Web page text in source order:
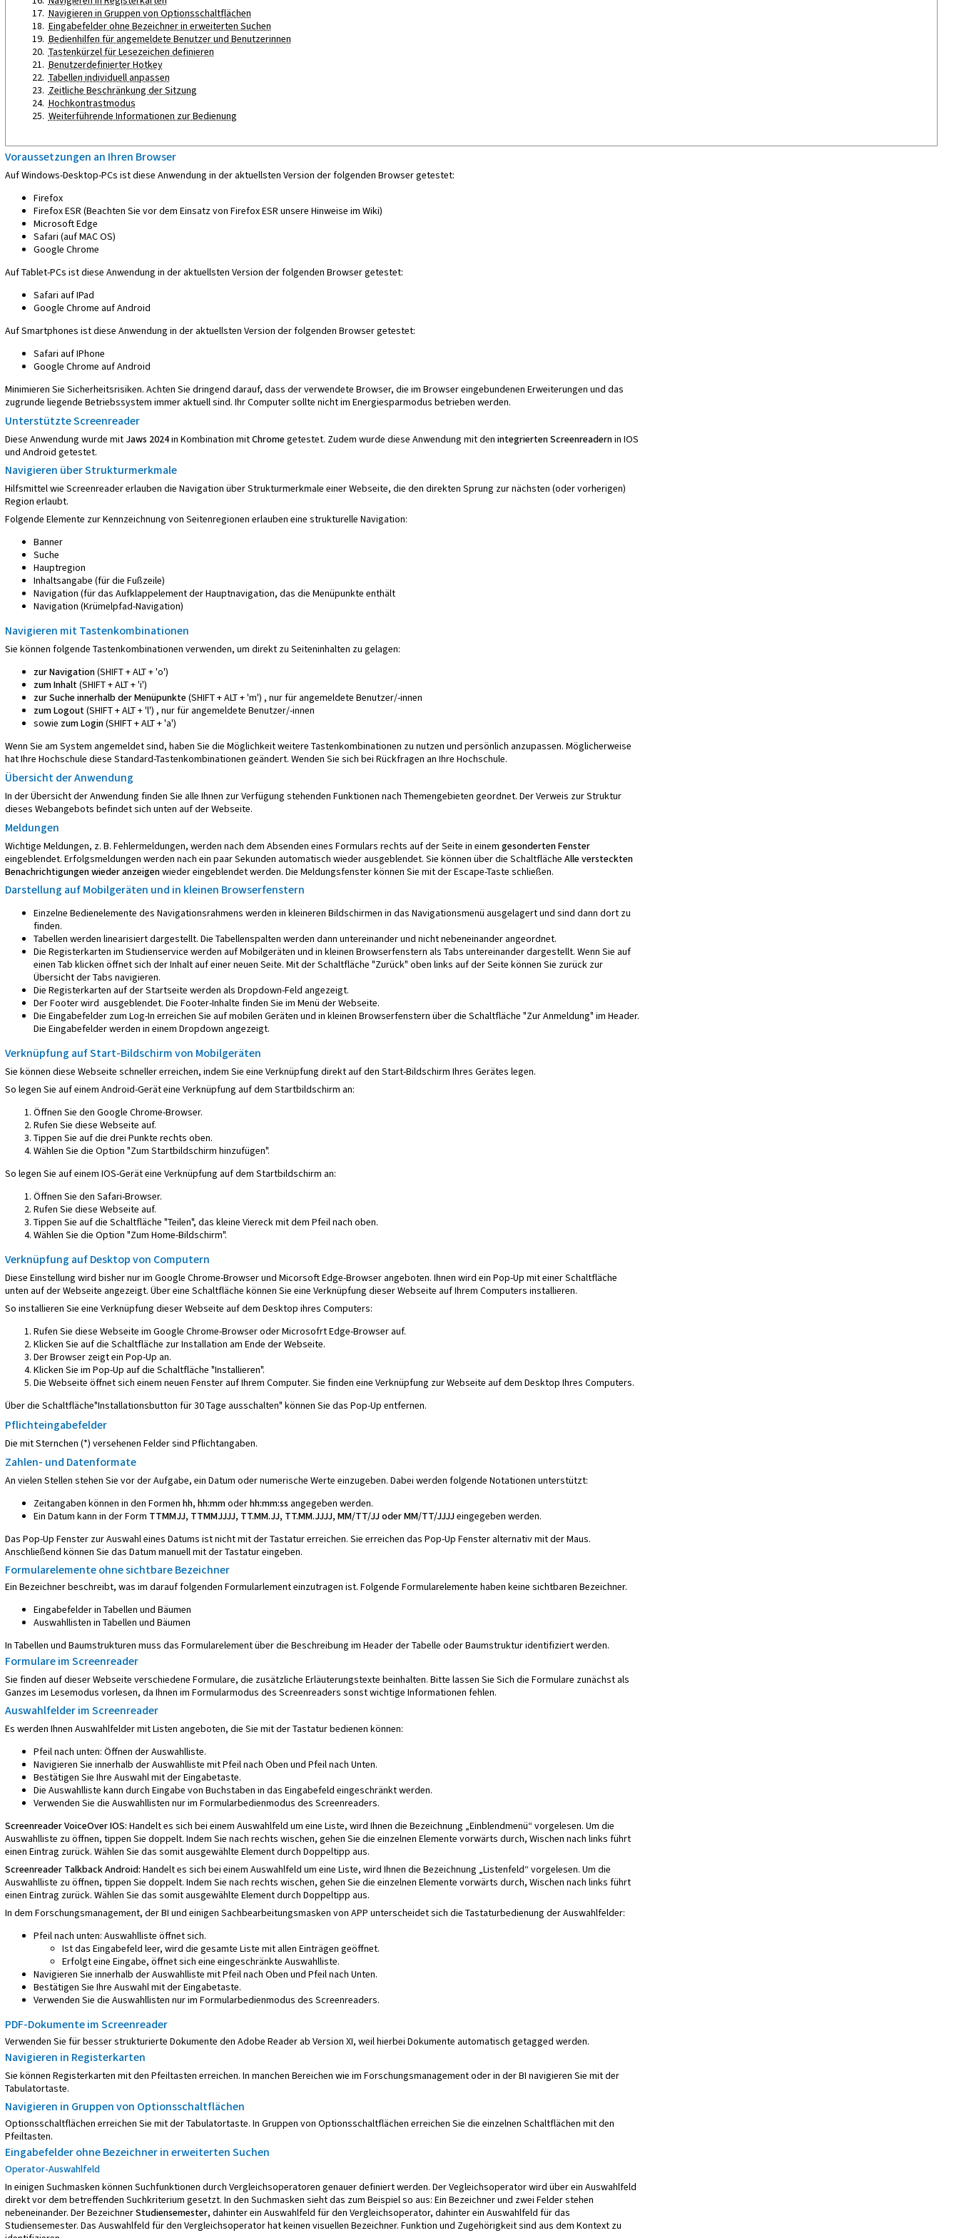
Navigieren in Gruppen von Optionsschaltflächen
Eingabefelder ohne Bezeichner in erweiterten Suchen
Bedienhilfen für angemeldete Benutzer und Benutzerinnen
Tastenkürzel für Lesezeichen definieren
Benutzerdefinierter Hotkey
Tabellen individuell anpassen
Zeitliche Beschränkung der Sitzung
Hochkontrastmodus
Weiterführende Informationen zur Bedienung
Voraussetzungen an Ihren Browser
Auf Windows-Desktop-PCs ist diese Anwendung in der aktuellsten Version der folgenden Browser getestet:
Firefox
Firefox ESR (Beachten Sie vor dem Einsatz von Firefox ESR unsere Hinweise im Wiki)
Microsoft Edge
Safari (auf MAC OS)
Google Chrome
Auf Tablet-PCs ist diese Anwendung in der aktuellsten Version der folgenden Browser getestet:
Safari auf IPad
Google Chrome auf Android
Auf Smartphones ist diese Anwendung in der aktuellsten Version der folgenden Browser getestet:
Safari auf IPhone
Google Chrome auf Android
Minimieren Sie Sicherheitsrisiken. Achten Sie dringend darauf, dass der verwendete Browser, die im Browser eingebundenen Erweiterungen und das
zugrunde liegende Betriebssystem immer aktuell sind. Ihr Computer sollte nicht im Energiesparmodus betrieben werden.
Unterstützte Screenreader
Diese Anwendung wurde mit Jaws 2024in Kombination mitChromegetestet. Zudem wurde diese Anwendung mit den integrierten Screenreadernin IOS
und Android getestet.
Navigieren über Strukturmerkmale
Hilfsmittel wie Screenreader erlauben die Navigation über Strukturmerkmale einer Webseite, die den direkten Sprung zur nächsten (oder vorherigen)
Region erlaubt.
Folgende Elemente zur Kennzeichnung von Seitenregionen erlauben eine strukturelle Navigation:
Banner
Suche
Hauptregion
Inhaltsangabe (für die Fußzeile)
Navigation (für das Aufklappelement der Hauptnavigation, das die Menüpunkte enthält
Navigation (Krümelpfad-Navigation)
Navigieren mit Tastenkombinationen
Sie können folgende Tastenkombinationen verwenden, um direkt zu Seiteninhalten zu gelagen:
zur Navigation(SHIFT + ALT + 'o')
zum Inhalt(SHIFT + ALT + 'i')
zur Suche innerhalb der Menüpunkte(SHIFT + ALT + 'm') , nur für angemeldete Benutzer/-innen
zum Logout(SHIFT + ALT + 'l') , nur für angemeldete Benutzer/-innen
sowie zum Login(SHIFT + ALT + 'a')
Wenn Sie am System angemeldet sind, haben Sie die Möglichkeit weitere Tastenkombinationen zu nutzen und persönlich anzupassen. Möglicherweise
hat Ihre Hochschule diese Standard-Tastenkombinationen geändert. Wenden Sie sich bei Rückfragen an Ihre Hochschule.
Übersicht der Anwendung
In der Übersicht der Anwendung finden Sie alle Ihnen zur Verfügung stehenden Funktionen nach Themengebieten geordnet. Der Verweis zurStruktur
dieses Webangebots befindet sich unten auf der Webseite.
Meldungen
Wichtige Meldungen, z. B. Fehlermeldungen, werden nach dem Absenden eines Formulars rechts auf der Seite in einem gesonderten Fenster
eingeblendet. Erfolgsmeldungen werden nach ein paar Sekunden automatisch wieder ausgeblendet. Sie können über die Schaltfläche Alle versteckten
Benachrichtigungen wieder anzeigenwieder eingeblendet werden. Die Meldungsfenster können Sie mit der Escape-Taste schließen.
Darstellung auf Mobilgeräten und in kleinen Browserfenstern
Einzelne Bedienelemente des Navigationsrahmens werden in kleineren Bildschirmen in das Navigationsmenü ausgelagert und sind dann dort zu
finden.
Tabellen werden linearisiert dargestellt. Die Tabellenspalten werden dann untereinander und nicht nebeneinander angeordnet.
Die Registerkarten im Studienservice werden auf Mobilgeräten und in kleinen Browserfenstern als Tabs untereinander dargestellt. Wenn Sie auf
einen Tab klicken öffnet sich der Inhalt auf einer neuen Seite. Mit der Schaltfläche "Zurück" oben links auf der Seite können Sie zurück zur
Übersicht der Tabs navigieren.
Die Registerkarten auf der Startseite werden als Dropdown-Feld angezeigt.
Der Footer wird ausgeblendet. Die Footer-Inhalte finden Sie im Menü der Webseite.
Die Eingabefelder zum Log-In erreichen Sie auf mobilen Geräten und in kleinen Browserfenstern über die Schaltfläche "Zur Anmeldung" im Header.
Die Eingabefelder werden in einem Dropdown angezeigt.
Verknüpfung auf Start-Bildschirm von Mobilgeräten
Sie können diese Webseite schneller erreichen, indem Sie eine Verknüpfung direkt auf den Start-Bildschirm Ihres Gerätes legen.
So legen Sie auf einem Android-Gerät eine Verknüpfung auf dem Startbildschirm an:
Öffnen Sie den Google Chrome-Browser.
Rufen Sie diese Webseite auf.
Tippen Sie auf die drei Punkte rechts oben.
Wählen Sie die Option "Zum Startbildschirm hinzufügen".
So legen Sie auf einem IOS-Gerät eine Verknüpfung auf dem Startbildschirm an:
Öffnen Sie den Safari-Browser.
Rufen Sie diese Webseite auf.
Tippen Sie auf die Schaltfläche "Teilen", das kleine Viereck mit dem Pfeil nach oben.
Wählen Sie die Option "Zum Home-Bildschirm".
Verknüpfung auf Desktop von Computern
Diese Einstellung wird bisher nur im Google Chrome-Browser und Micorsoft Edge-Browser angeboten. Ihnen wird ein Pop-Up mit einer Schaltfläche
unten auf der Webseite angezeigt. Über eine Schaltfläche können Sie eine Verknüpfung dieser Webseite auf Ihrem Computers installieren.
So installieren Sie eine Verknüpfung dieser Webseite auf dem Desktop ihres Computers:
Rufen Sie diese Webseite im Google Chrome-Browser oder Microsofrt Edge-Browser auf.
Klicken Sie auf die Schaltfläche zur Installation am Ende der Webseite.
Der Browser zeigt ein Pop-Up an.
Klicken Sie im Pop-Up auf die Schaltfläche "Installieren".
Die Webseite öffnet sich einem neuen Fenster auf Ihrem Computer. Sie finden eine Verknüpfung zur Webseite auf dem Desktop Ihres Computers.
Über die Schaltfläche"Installationsbutton für 30 Tage ausschalten" können Sie das Pop-Up entfernen.
Pflichteingabefelder
Die mit Sternchen (*) versehenen Felder sind Pflichtangaben.
Zahlen- und Datenformate
An vielen Stellen stehen Sie vor der Aufgabe, ein Datum oder numerische Werte einzugeben. Dabei werden folgende Notationen unterstützt:
Zeitangaben können in den Formen hh, hh:mmoderhh:mm:ss angegeben werden.
Ein Datum kann in der Form TTMMJJ, TTMMJJJJ, TT.MM.JJ, TT.MM.JJJJ, MM/TT/JJ oder MM/TT/JJJJeingegeben werden.
Das Pop-Up Fenster zur Auswahl eines Datums ist nicht mit der Tastatur erreichen. Sie erreichen das Pop-Up Fenster alternativ mit der Maus.
Anschließend können Sie das Datum manuell mit der Tastatur eingeben.
Formularelemente ohne sichtbare Bezeichner
Ein Bezeichner beschreibt, was im darauf folgenden Formularlement einzutragen ist. Folgende Formularelemente haben keine sichtbaren Bezeichner.
Eingabefelder in Tabellen und Bäumen
Auswahllisten in Tabellen und Bäumen
In Tabellen und Baumstrukturen muss das Formularelement über die Beschreibung im Header der Tabelle oder Baumstruktur identifiziert werden.
Formulare im Screenreader
Sie finden auf dieser Webseite verschiedene Formulare, die zusätzliche Erläuterungstexte beinhalten. Bitte lassen Sie Sich die Formulare zunächst als
Ganzes im Lesemodus vorlesen, da Ihnen im Formularmodus des Screenreaders sonst wichtige Informationen fehlen.
Auswahlfelder im Screenreader
Es werden Ihnen Auswahlfelder mit Listen angeboten, die Sie mit der Tastatur bedienen können:
Pfeil nach unten: Öffnen der Auswahlliste.
Navigieren Sie innerhalb der Auswahlliste mit Pfeil nach Oben und Pfeil nach Unten.
Bestätigen Sie Ihre Auswahl mit der Eingabetaste.
Die Auswahlliste kann durch Eingabe von Buchstaben in das Eingabefeld eingeschränkt werden.
Verwenden Sie die Auswahllisten nur im Formularbedienmodus des Screenreaders.
Screenreader VoiceOver IOS: Handelt es sich bei einem Auswahlfeld um eine Liste, wird Ihnen die Bezeichnung „Einblendmenü“ vorgelesen. Um die
Auswahlliste zu öffnen, tippen Sie doppelt. Indem Sie nach rechts wischen, gehen Sie die einzelnen Elemente vorwärts durch, Wischen nach links führt
einen Eintrag zurück. Wählen Sie das somit ausgewählte Element durch Doppeltipp aus.
Screenreader Talkback Android: Handelt es sich bei einem Auswahlfeld um eine Liste, wird Ihnen die Bezeichnung „Listenfeld“ vorgelesen. Um die
Auswahlliste zu öffnen, tippen Sie doppelt. Indem Sie nach rechts wischen, gehen Sie die einzelnen Elemente vorwärts durch, Wischen nach links führt
einen Eintrag zurück. Wählen Sie das somit ausgewählte Element durch Doppeltipp aus.
In dem Forschungsmanagement, der BI und einigen Sachbearbeitungsmasken von APP unterscheidet sich die Tastaturbedienung der Auswahlfelder:
Pfeil nach unten: Auswahlliste öffnet sich.
Ist das Eingabefeld leer, wird die gesamte Liste mit allen Einträgen geöffnet.
Erfolgt eine Eingabe, öffnet sich eine eingeschränkte Auswahlliste.
Navigieren Sie innerhalb der Auswahlliste mit Pfeil nach Oben und Pfeil nach Unten.
Bestätigen Sie Ihre Auswahl mit der Eingabetaste.
Verwenden Sie die Auswahllisten nur im Formularbedienmodus des Screenreaders.
PDF-Dokumente im Screenreader
Verwenden Sie für besser strukturierte Dokumente den Adobe Reader ab Version XI, weil hierbei Dokumente automatisch getagged werden.
Navigieren in Registerkarten
Sie können Registerkarten mit den Pfeiltasten erreichen. In manchen Bereichen wie im Forschungsmanagement oder in der BI navigieren Sie mit der
Tabulatortaste.
Navigieren in Gruppen von Optionsschaltflächen
Optionsschaltflächen erreichen Sie mit der Tabulatortaste. In Gruppen von Optionsschaltflächen erreichen Sie die einzelnen Schaltflächen mit den
Pfeiltasten.
Eingabefelder ohne Bezeichner in erweiterten Suchen
Operator-Auswahlfeld
In einigen Suchmasken können Suchfunktionen durch Vergleichsoperatoren genauer definiert werden. Der Vegleichsoperator wird über ein Auswahlfeld
direkt vor dem betreffenden Suchkriterium gesetzt. In den Suchmasken sieht das zum Beispiel so aus: Ein Bezeichner und zwei Felder stehen
nebeneinander. Der BezeichnerStudiensemester, dahinter ein Auswahlfeld für den Vergleichsoperator, dahinter ein Auswahlfeld für das
Studiensemester. Das Auswahlfeld für den Vergleichsoperator hat keinen visuellen Bezeichner. Funktion und Zugehörigkeit sind aus dem Kontext zu